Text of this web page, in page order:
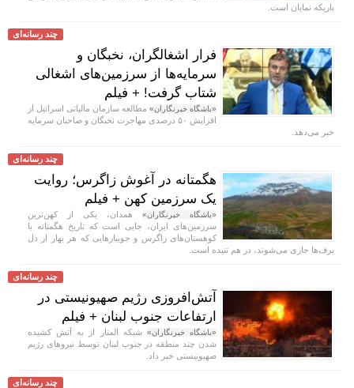
باریکه نمایان است.
چند رسانه‌ای
فرار اشغالگران، نخبگان و
سرمایه‌ها از سرزمین‌های اشغالی
شتاب گرفت! + فیلم
«باشگاه خبرنگاران» مطالعه سازمان مالیاتی اسرائیل از
افزایش ۵۰ درصدی مهاجرت نخبگان و صاحبان سرمایه
خبر می‌دهد.
چند رسانه‌ای
هگمتانه در آغوش زاگرس؛ روایت
یک سرزمین کهن + فیلم
«باشگاه خبرنگاران» همدان، یکی از کهن‌ترین
سرزمین‌های ایران، جایی است که تاریخ هگمتانه با
کوهستان‌های زاگرس و جویبار‌هایی که هر بهار از دل
برف‌ها جاری می‌شوند، در هم تنیده است.
چند رسانه‌ای
آتش‌افروزی رژیم صهیونیستی در
ارتفاعات جنوب لبنان + فیلم
«باشگاه خبرنگاران» شبکه المنار از به آتش کشیده
شدن چند منطقه در جنوب لبنان توسط نیرو‌های رژیم
صهیونیستی خبر داد.
چند رسانه‌ای